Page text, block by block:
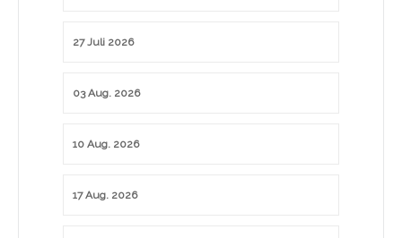
27 Juli 2026
03 Aug. 2026
10 Aug. 2026
17 Aug. 2026